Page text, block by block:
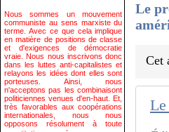
Nous sommes un mouvement
communiste au sens marxiste du
terme. Avec ce que cela implique
en matière de positions de classe
et d'exigences de démocratie
vraie. Nous nous inscrivons donc
dans les luttes anti-capitalistes et
relayons les idées dont elles sont
porteuses. Ainsi, nous
n'acceptons pas les combinaisont
politiciennes venues d'en-haut. Et,
très favorables aux coopérations
internationales, nous nous
opposons résolument à toute
Le
Cet